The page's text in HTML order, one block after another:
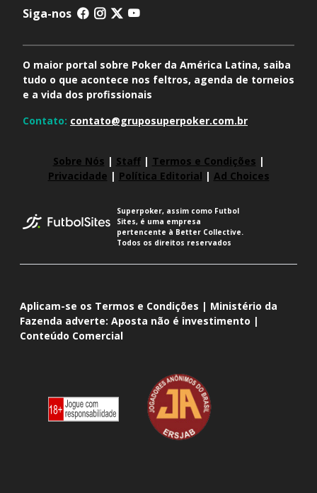
Siga-nos
O maior portal sobre Poker da América Latina, saiba
tudo o que acontece nos feltros, agenda de torneios
e a vida dos profissionais
Contato: contato@gruposuperpoker.com.br
Sobre Nós | Staff| Termos e Condições |
Privacidade | Política Editorial | Ad Choices
Superpoker, assim como Futbol
Sites, é uma empresa
pertencente à Better Collective.
Todos os direitos reservados
Aplicam-se os Termos e Condições | Ministério da
Fazenda adverte: Aposta não é investimento |
Conteúdo Comercial